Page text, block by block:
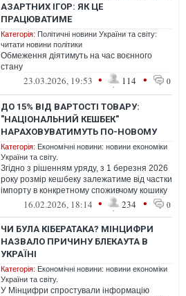
АЗАРТНИХ ІГОР: ЯК ЦЕ
ПРАЦЮВАТИМЕ
Категорія: Політичні новини України та світу:
читати новини політики
Обмеження діятимуть на час воєнного
стану
23.03.2026, 19:53 • 114 • 0
ДО 15% ВІД ВАРТОСТІ ТОВАРУ:
"НАЦІОНАЛЬНИЙ КЕШБЕК"
НАРАХОВУВАТИМУТЬ ПО-НОВОМУ
Категорія: Економічні новини: новини економіки
України та світу.
Згідно з рішенням уряду, з 1 березня 2026
року розмір кешбеку залежатиме від частки
імпорту в конкретному споживчому кошику
16.02.2026, 18:14 • 234 • 0
ЧИ БУЛА КІБЕРАТАКА? МІНЦИФРИ
НАЗВАЛО ПРИЧИНУ БЛЕКАУТА В
УКРАЇНІ
Категорія: Економічні новини: новини економіки
України та світу.
У Мінцифри спростували інформацію